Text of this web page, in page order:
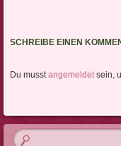
SCHREIBE EINEN
Du musst angemeldetsein,